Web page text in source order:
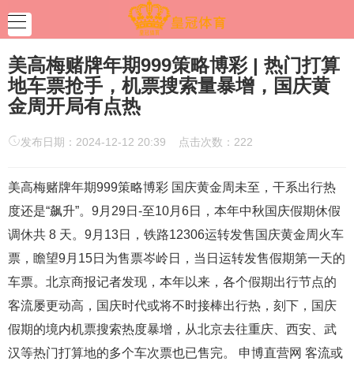
美高梅赌牌年期999策略博彩 | 热门打算
地车票抢手，机票搜索量暴增，国庆黄
金周开局有点热
发布日期：2024-12-12 20:39 点击次数：222
美高梅赌牌年期999策略博彩 国庆黄金周未至，干系出行热
度还是“飙升”。9月29日-至10月6日，本年中秋国庆假期休假
调休共 8 天。9月13日，铁路12306运转发售国庆黄金周火车
票，瞻望9月15日为售票岑岭日，当日运转发售假期第一天的
车票。北京商报记者发现，本年以来，各个假期出行节点的
客流屡更动高，国庆时代或将不时接棒出行热，刻下，国庆
假期的境内机票搜索热度暴增，从北京去往重庆、西安、武
汉等热门打算地的多个车次票也已售完。 申博直营网 客流或